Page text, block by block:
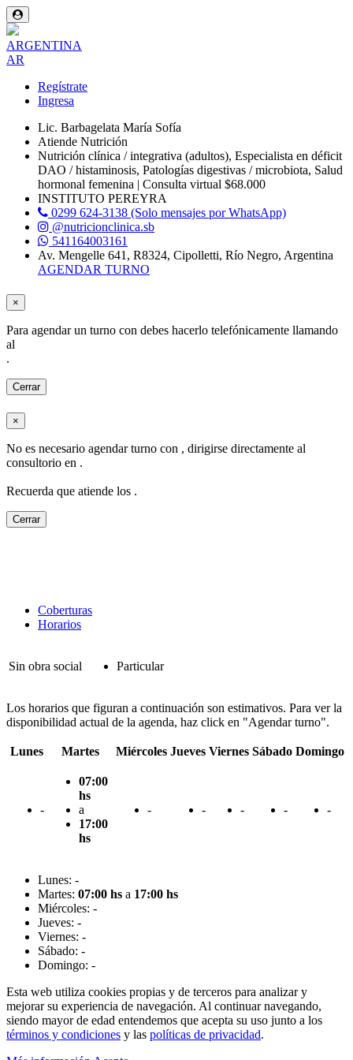
ARGENTINA
AR
Regístrate
Ingresa
Lic. Barbagelata María Sofía
Atiende Nutrición
Nutrición clínica / integrativa (adultos), Especialista en déficit
DAO / histaminosis, Patologías digestivas / microbiota, Salud
hormonal femenina | Consulta virtual $68.000
INSTITUTO PEREYRA
0299 624-3138 (Solo mensajes por WhatsApp)
@nutricionclinica.sb
541164003161
Av. Mengelle 641, R8324, Cipolletti, Río Negro, Argentina
AGENDAR TURNO
×
Para agendar un turno con debes hacerlo telefónicamente llamando
al
.
Cerrar
×
No es necesario agendar turno con , dirigirse directamente al
consultorio en .
Recuerda que atiende los .
Cerrar
Coberturas
Horarios
Sin obra social Particular
Los horarios que figuran a continuación son estimativos. Para ver la
disponibilidad actual de la agenda, haz click en "Agendar turno".
Lunes Martes Miércoles Jueves Viernes Sábado Domingo
-
07:00
hs
a
17:00
hs
- - - - -
Lunes: -
Martes: 07:00 hs a 17:00 hs
Miércoles: -
Jueves: -
Viernes: -
Sábado: -
Domingo: -
Esta web utiliza cookies propias y de terceros para analizar y
mejorar su experiencia de navegación. Al continuar navegando,
siendo mayor de edad entendemos que acepta su uso junto a los
términos y condiciones y las políticas de privacidad.